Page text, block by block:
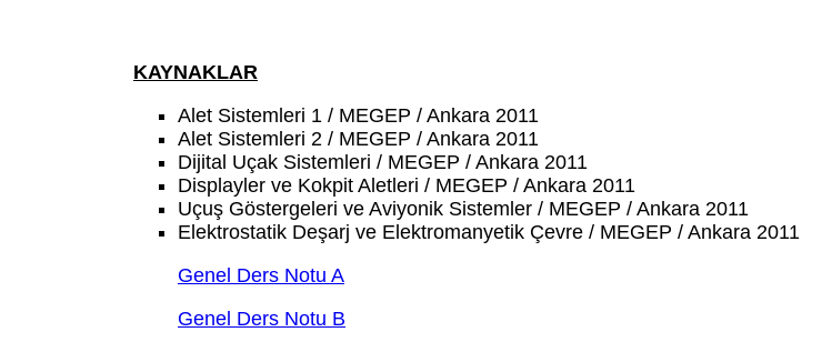
KAYNAKLAR
Alet Sistemleri 1 / MEGEP / Ankara 2011
Alet Sistemleri 2 / MEGEP / Ankara 2011
Dijital Uçak Sistemleri / MEGEP / Ankara 2011
Displayler ve Kokpit Aletleri / MEGEP / Ankara 2011
Uçuş Göstergeleri ve Aviyonik Sistemler / MEGEP / Ankara 2011
Elektrostatik Deşarj ve Elektromanyetik Çevre / MEGEP / Ankara 2011
Genel Ders Notu A
Genel Ders Notu B